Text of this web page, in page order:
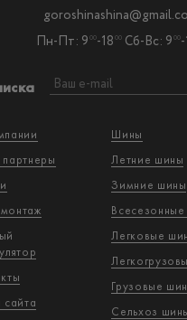
сайта
Шины
Летние шины
Зимние шины
Легковые
Грузовые
Сельхоз
Пн-Пт: 9 00-18 00 Сб-Вс: 9 00